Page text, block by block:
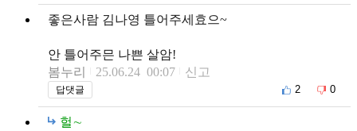
좋은사람 김나영 틀어주세효으~
안 틀어주믄 나쁜 살암!
봄누리
25.06.24 00:07 신고
답댓글 2 0
헐∼